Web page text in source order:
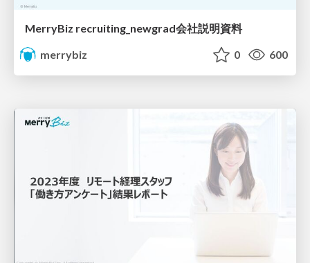
MerryBiz recruiting_newgrad会社説明資料
merrybiz
0 600